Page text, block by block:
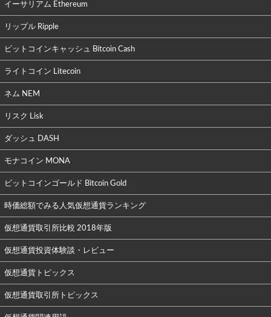
イーサリアム Ethereum
リップル Ripple
ビットコインキャッシュ Bitcoin Cash
ライトコイン Litecoin
ネム NEM
リスク Lisk
ダッシュ DASH
モナコイン MONA
ビットコインゴールド Bitcoin Gold
時価総額でみる人気仮想通貨ランキング
仮想通貨取引所比較 2018年版
仮想通貨投資体験談・レビュー
仮想通貨トピックス
仮想通貨取引所トピックス